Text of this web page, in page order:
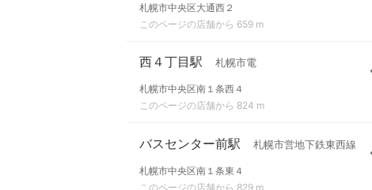
札幌市中央区大通西２
このページの店舗から 659 m
西４丁目駅 札幌市電
札幌市中央区南１条西４
このページの店舗から 824 m
バスセンター前駅 札幌市営地下鉄東西線
札幌市中央区南１条東４
このページの店舗から 829 m